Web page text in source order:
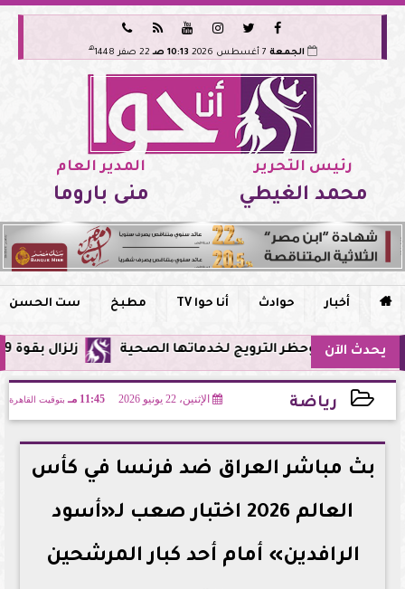






الجمعة 10:13 صـ 22 صفر 1448 هـ
رئيس التحرير
محمد الغيطي
المدير العام
منى باروما
 أخبار حوادث أنا حوا TV مطبخ ست الحسن
يحدث الآن زلزال بقوة 5.9 ريختر يشعر به سكان القاهرة وعدة محافظات.. مركزه شرق البحر المتوسط الترويج لخدماتها الصحية
رياضة الإثنين، 22 يونيو 2026 11:45 مـ بتوقيت القاهرة
2026-06-22 23:45:45
بث مباشر العراق ضد فرنسا في كأس
العالم 2026 اختبار صعب لـ«أسود
الرافدين» أمام أحد كبار المرشحين